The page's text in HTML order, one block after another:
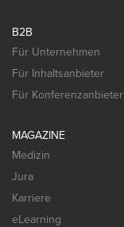
B2B
Für Unternehmen
Für Inhaltsanbieter
Für Konferenzanbieter
MAGAZINE
Medizin
Jura
Karriere
eLearning